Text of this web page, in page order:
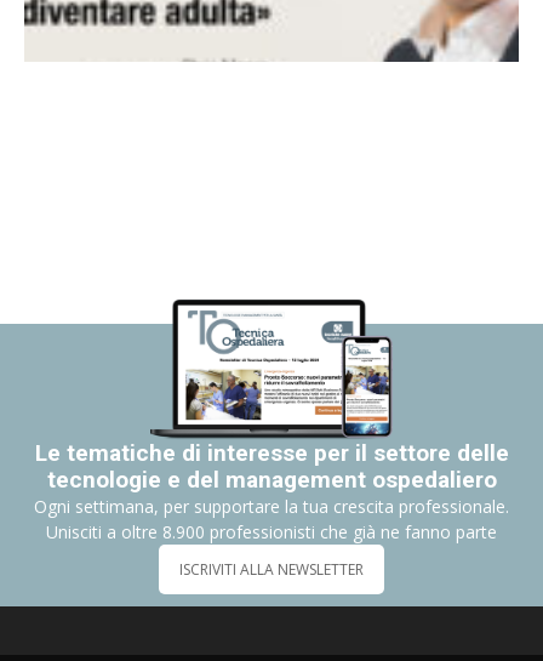
Le tematiche di interesse per il settore delle
tecnologie e del management ospedaliero
Ogni settimana, per supportare la tua crescita professionale.
Unisciti a oltre 8.900 professionisti che già ne fanno parte
ISCRIVITI ALLA NEWSLETTER